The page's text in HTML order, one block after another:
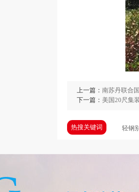
上一篇： 南苏丹联合
下一篇： 美国20尺集
热搜关键词 轻钢